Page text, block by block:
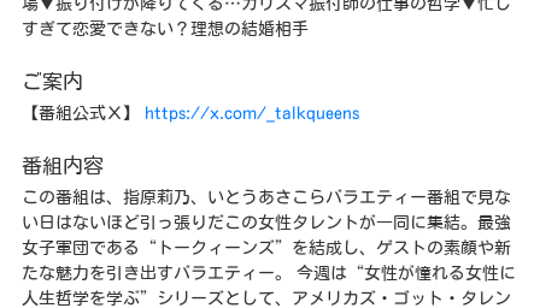
場▼振り付けが降りてくる…カリスマ振付師の仕事の哲学▼忙し
すぎて恋愛できない？理想の結婚相手
ご案内
【番組公式Ｘ】 https://x.com/_talkqueens
番組内容
この番組は、指原莉乃、いとうあさこらバラエティー番組で見な
い日はないほど引っ張りだこの女性タレントが一同に集結。最強
女子軍団である“トークィーンズ”を結成し、ゲストの素顔や新
たな魅力を引き出すバラエティー。 今週は“女性が憧れる女性に
人生哲学を学ぶ”シリーズとして、アメリカズ・ゴット・タレン